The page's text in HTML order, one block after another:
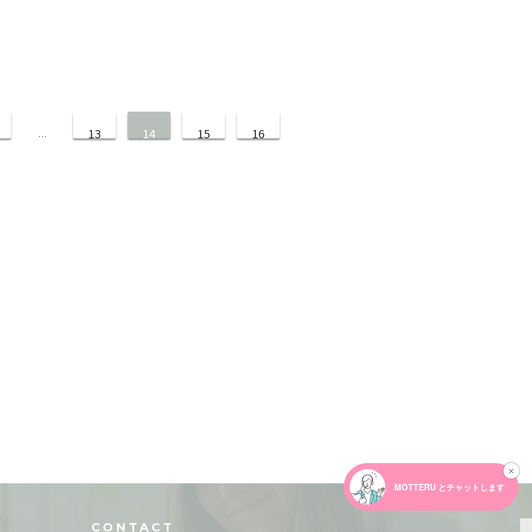
… 13 14 15 16
CONTACT